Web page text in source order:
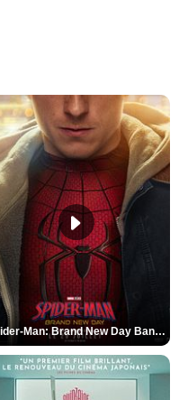
Spider-Man: Brand New Day Bande-annonce VO STFR